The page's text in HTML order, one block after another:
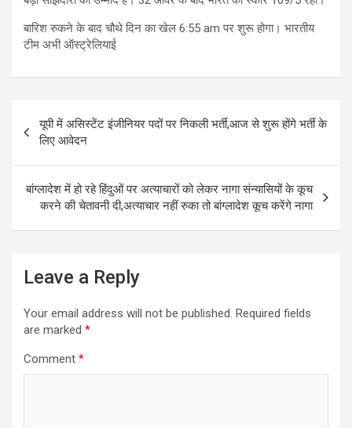
बारिश रुकने के बाद चौथे दिन का खेल 6:55 am पर शुरू होगा। भारतीय
टीम अभी ऑस्ट्रेलियाई
navigation
यूपी में असिस्टेंट इंजीनियर पदों पर निकली भर्ती,आज से शुरू होंगे भर्ती के
लिए आवेदन
बांग्लादेश में हो रहे हिंदुओं पर अत्याचारों को लेकर नागा संन्यासियों के कूच
करने की चेतावनी दी,अत्याचार नहीं रुका तो बांग्लादेश कूच करेंगे नागा
Leave a Reply
Your email address will not be published. Required fields
are marked *
Comment *